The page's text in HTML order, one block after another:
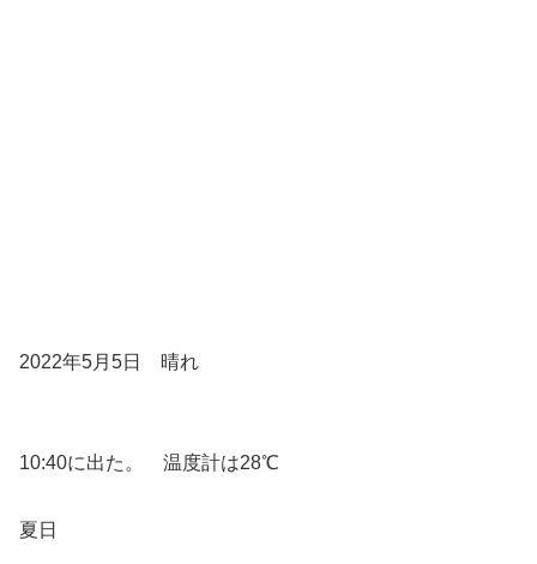
2022年5月5日 晴れ
10:40に出た。 温度計は28℃
夏日